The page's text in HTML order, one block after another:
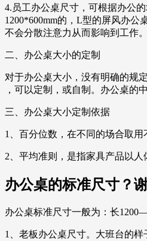
4.员工办公桌尺寸，可根据办公
1200*600mm的，L型的屏风办公
不会分散注意力从而影响到工作。
二、办公桌大小的定制
对于办公桌大小，没有明确的规
，可以定制，或自制。办公桌的
三、办公桌大小定制依据
1、百分位数，在不同的场合取
2、平均准则，是指家具产品以
办公桌的标准尺寸？
办公桌标准尺寸一般为：长
1、老板办公桌尺寸。大班台的样